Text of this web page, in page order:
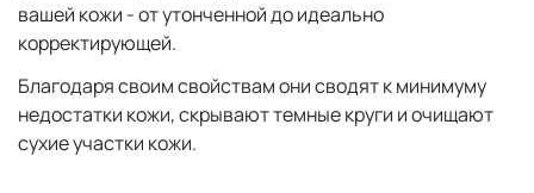
вашей кожи - от утонченной до идеально
корректирующей.
Благодаря своим свойствам они сводят к минимуму
недостатки кожи, скрывают темные круги и очищают
сухие участки кожи.